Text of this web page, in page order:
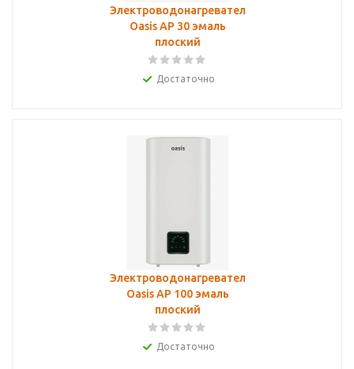
Электроводонагреватель
Oasis AP 30 эмаль
плоский
Достаточно
Электроводонагреватель
Oasis AP 100 эмаль
плоский
Достаточно